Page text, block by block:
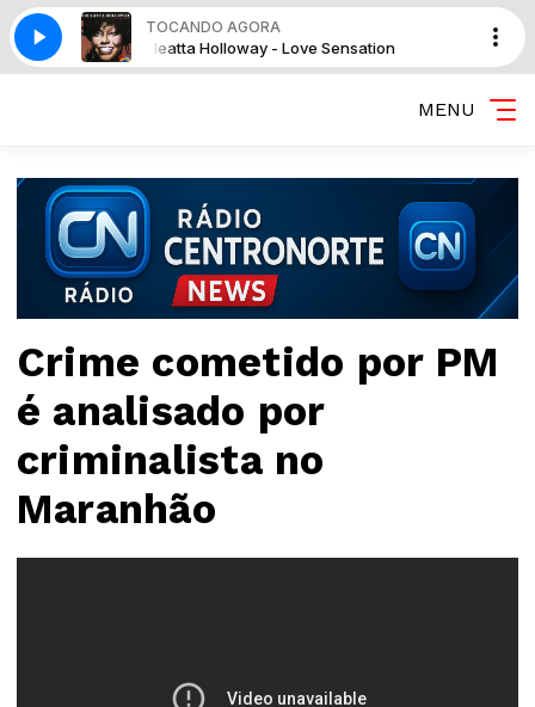
TOCANDO AGORA
Loleatta Holloway - Love Sensation
MENU
Crime cometido por PM
é analisado por
criminalista no
Maranhão